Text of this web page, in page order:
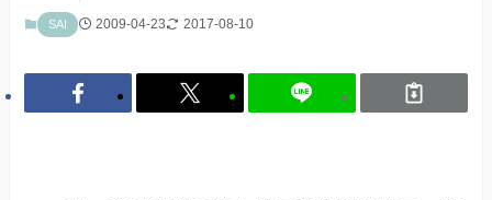
SAI 2009-04-23 2017-08-10